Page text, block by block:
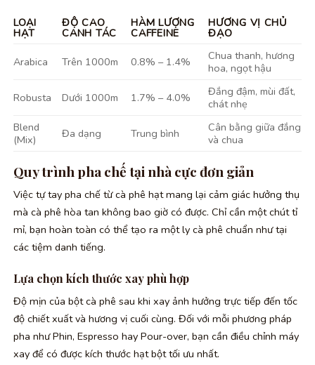
LOẠI
HẠT
ĐỘ CAO
CANH TÁC
HÀM LƯỢNG
CAFFEINE
HƯƠNG VỊ CHỦ
ĐẠO
Arabica Trên 1000m 0.8% – 1.4%
Chua thanh, hương
hoa, ngọt hậu
Robusta Dưới 1000m 1.7% – 4.0%
Đắng đậm, mùi đất,
chát nhẹ
Blend
(Mix)
Đa dạng Trung bình
Cân bằng giữa đắng
và chua
Quy trình pha chế tại nhà cực đơn giản
Việc tự tay pha chế từ cà phê hạt mang lại cảm giác hưởng thụ
mà cà phê hòa tan không bao giờ có được. Chỉ cần một chút tỉ
mỉ, bạn hoàn toàn có thể tạo ra một ly cà phê chuẩn như tại
các tiệm danh tiếng.
Lựa chọn kích thước xay phù hợp
Độ mịn của bột cà phê sau khi xay ảnh hưởng trực tiếp đến tốc
độ chiết xuất và hương vị cuối cùng. Đối với mỗi phương pháp
pha như Phin, Espresso hay Pour-over, bạn cần điều chỉnh máy
xay để có được kích thước hạt bột tối ưu nhất.